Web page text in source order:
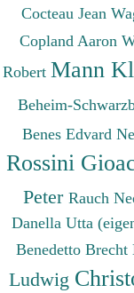
Cocteau Jean
Copland Aaron
Robert Mann
Beheim-
Benes Edvard
Rossini
Peter Rauch
Danella Utta
Benedetto Brecht
Ludwig